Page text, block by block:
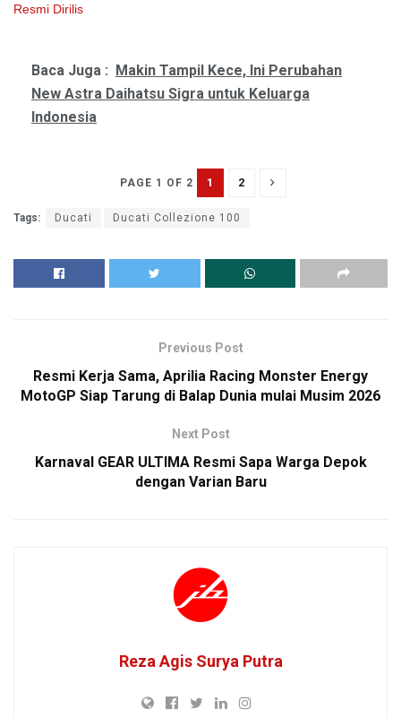
Resmi Dirilis
Baca Juga : Makin Tampil Kece, Ini Perubahan
New Astra Daihatsu Sigra untuk Keluarga
Indonesia
PAGE 1 OF 2 1 2
Tags: Ducati Ducati Collezione 100
Previous Post
Resmi Kerja Sama, Aprilia Racing Monster Energy
MotoGP Siap Tarung di Balap Dunia mulai Musim 2026
Next Post
Karnaval GEAR ULTIMA Resmi Sapa Warga Depok
dengan Varian Baru
Reza Agis Surya Putra